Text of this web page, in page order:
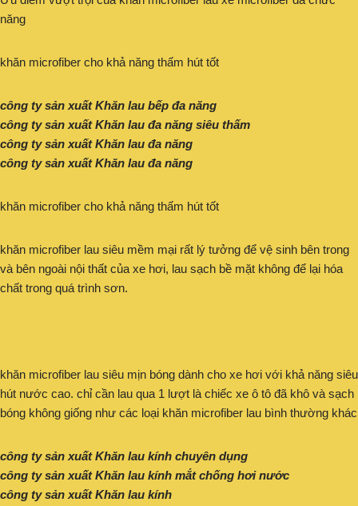
năng
khăn microfiber cho khả năng thấm hút tốt
công ty sản xuất Khăn lau bếp đa năng
công ty sản xuất Khăn lau đa năng siêu thấm
công ty sản xuất Khăn lau đa năng
công ty sản xuất Khăn lau đa năng
khăn microfiber cho khả năng thấm hút tốt
khăn microfiber lau siêu mềm mại rất lý tưởng để vệ sinh bên trong
và bên ngoài nội thất của xe hơi, lau sạch bề mặt không để lại hóa
chất trong quá trình sơn.
khăn microfiber lau siêu mịn bóng dành cho xe hơi với khả năng siêu
hút nước cao. chỉ cần lau qua 1 lượt là chiếc xe ô tô đã khô và sạch
bóng không giống như các loại khăn microfiber lau bình thường khác
công ty sản xuất Khăn lau kính chuyên dụng
công ty sản xuất Khăn lau kính mắt chống hơi nước
công ty sản xuất Khăn lau kính